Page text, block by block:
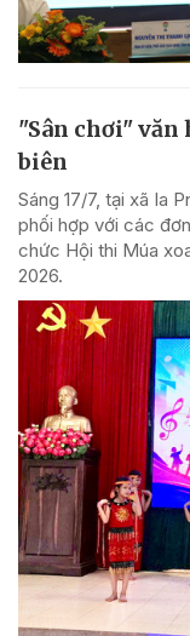
"Sân chơi" văn
biên
Sáng 17/7, tại xã Ia
phối hợp với các
chức Hội thi Múa
2026.